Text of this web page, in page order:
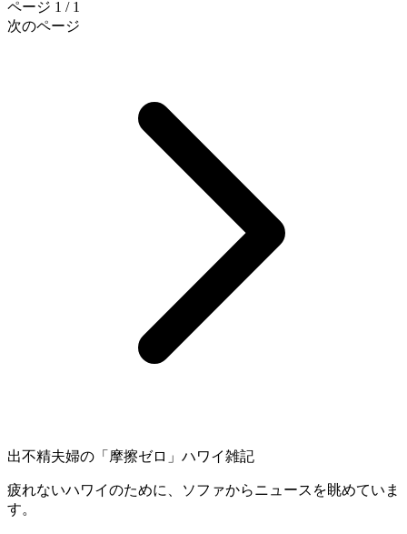
ページ 1 / 1
次のページ
出不精夫婦の 「摩擦ゼロ」 ハワイ雑記
疲れないハワイのために、ソファからニュースを眺めていま
す。